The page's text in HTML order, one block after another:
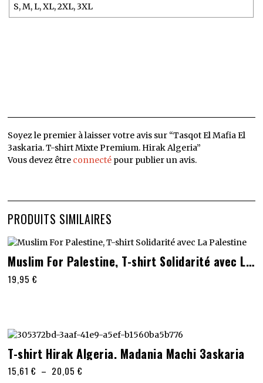
S, M, L, XL, 2XL, 3XL
Soyez le premier à laisser votre avis sur “Tasqot El Mafia El
3askaria. T-shirt Mixte Premium. Hirak Algeria”
Vous devez être connecté pour publier un avis.
PRODUITS SIMILAIRES
Ce
produit
a
options
peuvent
être
choisies
sur
Muslim For Palestine, T-shirt Solidarité avec La Palestine
19,95€
produit
a
T-shirt Hirak Algeria. Madania Machi 3askaria
15,61€ – 20,05€